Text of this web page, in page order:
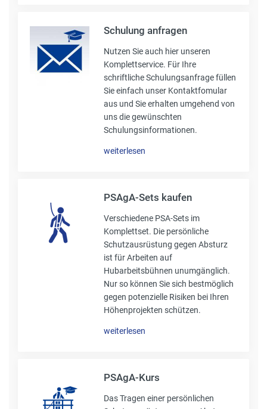
Schulung anfragen
Nutzen Sie auch hier unseren
Komplettservice. Für Ihre
schriftliche Schulungsanfrage füllen
Sie einfach unser Kontaktfomular
aus und Sie erhalten umgehend von
uns die gewünschten
Schulungsinformationen.
weiterlesen
PSAgA-Sets kaufen
Verschiedene PSA-Sets im
Komplettset. Die persönliche
Schutzausrüstung gegen Absturz
ist für Arbeiten auf
Hubarbeitsbühnen unumgänglich.
Nur so können Sie sich bestmöglich
gegen potenzielle Risiken bei Ihren
Höhenprojekten schützen.
weiterlesen
PSAgA-Kurs
Das Tragen einer persönlichen